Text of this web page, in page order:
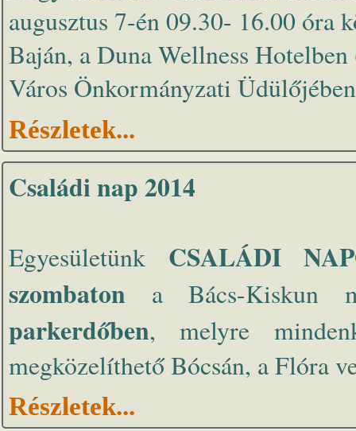
augusztus 7-én 09.30- 16.00 óra
Baján, a Duna Wellness
Város Önkormányzati
Részletek...
Családi nap 2014
Egyesületünk CSALÁDI
szombaton a Bács-Kiskun
parkerdőben, melyre
megközelíthető Bócsán, a Flóra
Részletek...